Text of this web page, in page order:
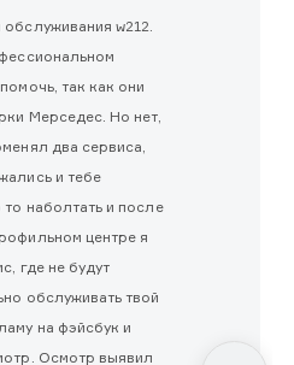
w212.
так как они
Мерседес. Но нет,
два сервиса,
и тебе
наболтать и после
центре я
где не будут
обслуживать твой
на фэйсбук и
Осмотр выявил